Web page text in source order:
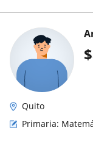
$
Quito
Primaria: